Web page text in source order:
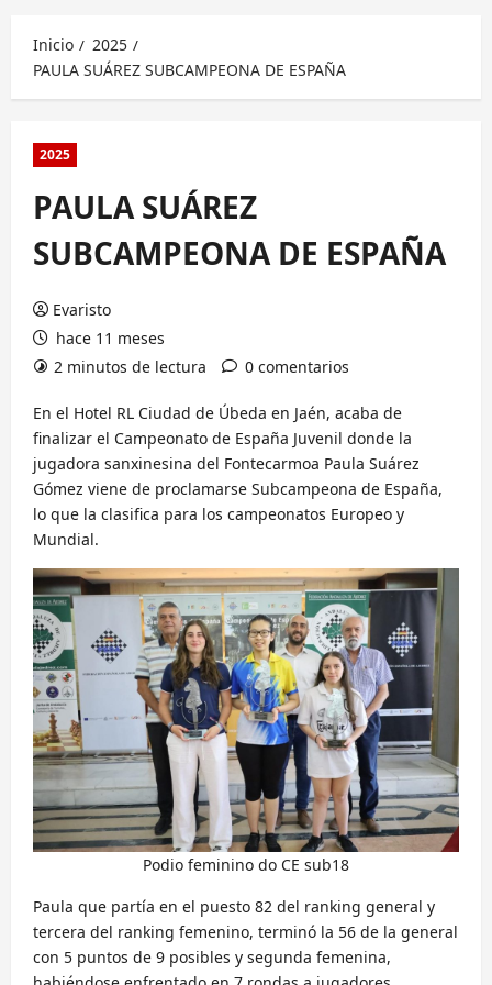
Inicio
2025
PAULA SUÁREZ SUBCAMPEONA DE ESPAÑA
2025
PAULA SUÁREZ
SUBCAMPEONA DE ESPAÑA
Evaristo
hace 11 meses
2 minutos de lectura
0 comentarios
En el Hotel RL Ciudad de Úbeda en Jaén, acaba de
finalizar el Campeonato de España Juvenil donde la
jugadora sanxinesina del Fontecarmoa Paula Suárez
Gómez viene de proclamarse Subcampeona de España,
lo que la clasifica para los campeonatos Europeo y
Mundial.
Podio feminino do CE sub18
Paula que partía en el puesto 82 del ranking general y
tercera del ranking femenino, terminó la 56 de la general
con 5 puntos de 9 posibles y segunda femenina,